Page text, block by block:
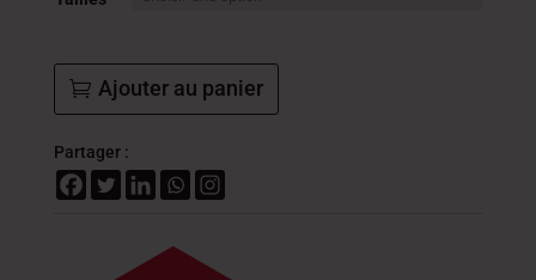
Ajouter au panier
Partager :